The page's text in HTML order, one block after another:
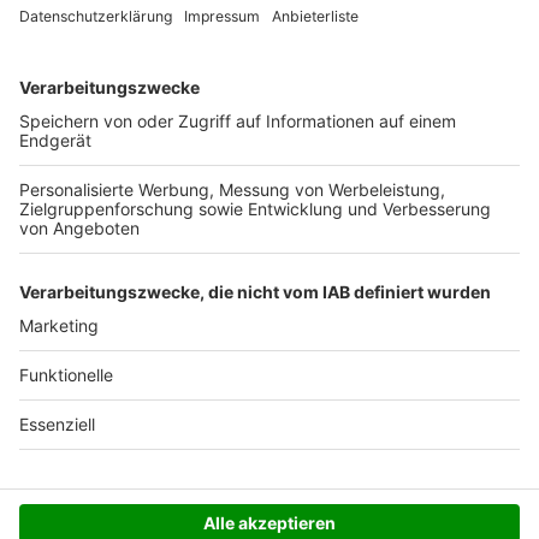
Versandkosten.
Der Bestellprozess ist mit Hilfe eines SSL-
SERVICE HOTLINE
SHOP SERVICE